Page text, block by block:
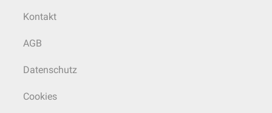
Kontakt
AGB
Datenschutz
Cookies